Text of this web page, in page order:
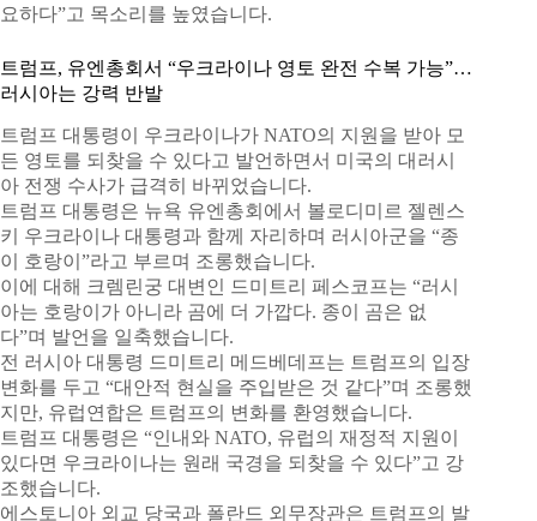
요하다”고 목소리를 높였습니다.
트럼프, 유엔총회서 “우크라이나 영토 완전 수복 가능”…
러시아는 강력 반발
트럼프 대통령이 우크라이나가 NATO의 지원을 받아 모
든 영토를 되찾을 수 있다고 발언하면서 미국의 대러시
아 전쟁 수사가 급격히 바뀌었습니다.
트럼프 대통령은 뉴욕 유엔총회에서 볼로디미르 젤렌스
키 우크라이나 대통령과 함께 자리하며 러시아군을 “종
이 호랑이”라고 부르며 조롱했습니다.
이에 대해 크렘린궁 대변인 드미트리 페스코프는 “러시
아는 호랑이가 아니라 곰에 더 가깝다. 종이 곰은 없
다”며 발언을 일축했습니다.
전 러시아 대통령 드미트리 메드베데프는 트럼프의 입장
변화를 두고 “대안적 현실을 주입받은 것 같다”며 조롱했
지만, 유럽연합은 트럼프의 변화를 환영했습니다.
트럼프 대통령은 “인내와 NATO, 유럽의 재정적 지원이
있다면 우크라이나는 원래 국경을 되찾을 수 있다”고 강
조했습니다.
에스토니아 외교 당국과 폴란드 외무장관은 트럼프의 발